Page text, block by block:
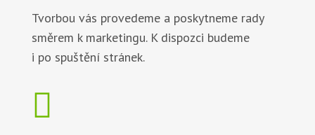
Tvorbou vás provedeme a poskytneme rady
směrem k marketingu. K dispozci budeme
i po spuštění stránek.
